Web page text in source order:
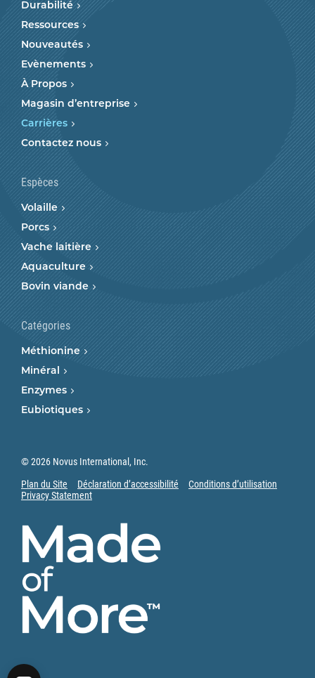
Durabilité
Ressources
Nouveautés
Evènements
À Propos
Magasin d’entreprise
Carrières
Contactez nous
Espèces
Volaille
Porcs
Vache laitière
Aquaculture
Bovin viande
Catégories
Méthionine
Minéral
Enzymes
Eubiotiques
© 2026 Novus International, Inc.
Plan du Site
Déclaration d’accessibilité
Conditions d’utilisation
Privacy Statement